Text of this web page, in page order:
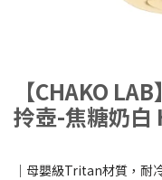
【CHAKO
拎壺-焦糖奶白
│母嬰級Tritan材質，耐